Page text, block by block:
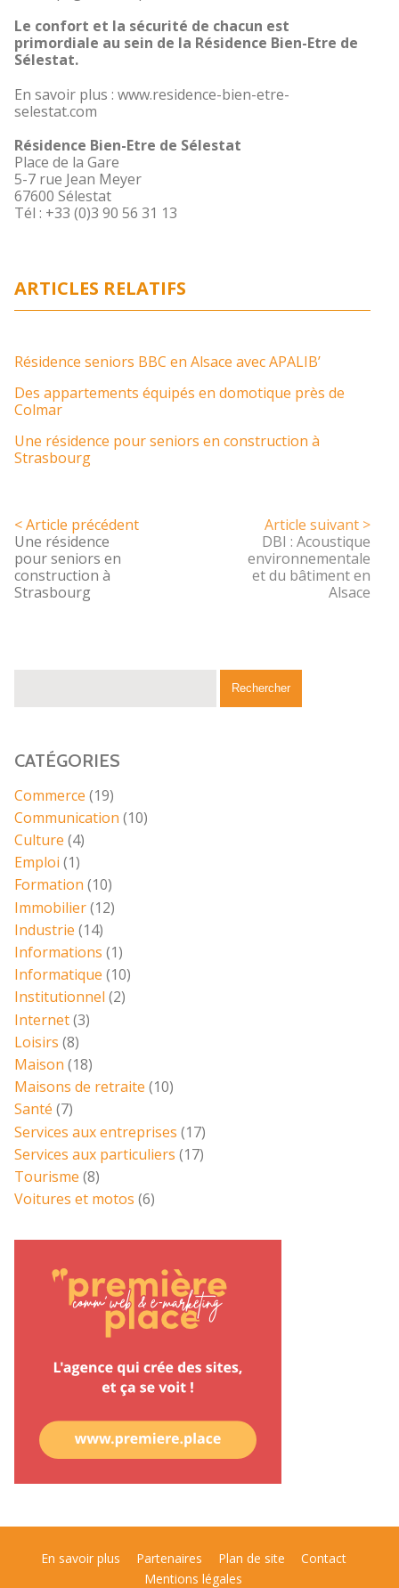
Le confort et la sécurité de chacun est
primordiale au sein de la Résidence Bien-Etre de
Sélestat.
En savoir plus : www.residence-bien-etre-
selestat.com
Résidence Bien-Etre de Sélestat
Place de la Gare
5-7 rue Jean Meyer
67600 Sélestat
Tél : +33 (0)3 90 56 31 13
ARTICLES RELATIFS
Résidence seniors BBC en Alsace avec APALIB’
Des appartements équipés en domotique près de
Colmar
Une résidence pour seniors en construction à
Strasbourg
< Article précédent
Une résidence
pour seniors en
construction à
Strasbourg
Article suivant >
DBI : Acoustique
environnementale
et du bâtiment en
Alsace
CATÉGORIES
Commerce (19)
Communication (10)
Culture (4)
Emploi (1)
Formation (10)
Immobilier(12)
Industrie (14)
Informations (1)
Informatique (10)
Institutionnel (2)
Internet(3)
Loisirs (8)
Maison (18)
Maisons de retraite (10)
Santé (7)
Services aux entreprises (17)
Services aux particuliers (17)
Tourisme (8)
Voitures et motos (6)
En savoir plus Partenaires Plan de site
Contact
Mentions légales